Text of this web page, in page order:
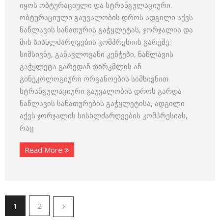
იყოს ობტურაციული და სტრანგულაციური.
ობტურაციული გაუვალობის დროს ადგილი აქვს
ნაწლავის სანათურის გაჭყლეტას, ჯორჯალის და
მის სისხლძარღვების კომპრესიის გარეშე:
სიმსივნე, განავლოვანი კენჭები, ნაწლავის
გაჭყლეტა გარედან თირკმლის ან
გინეკოლოგიური ორგანოების სიმსივნით.
სტრანგულაციური გაუვალობის დროს გარდა
ნაწლავის სანათურების გაჭყლეტისა, ადგილი
აქვს ჯორჯალის სისხლძარღვების კომპრესიას,
რაც
Read More
1 2